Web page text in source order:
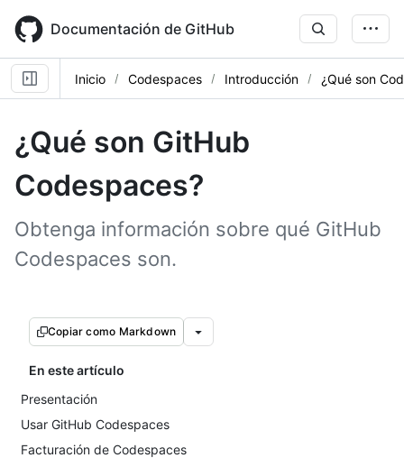
main
content
Documentación de GitHub
Inicio Codespaces Introducción ¿Qué son
¿Qué son GitHub
Codespaces?
Obtenga información sobre qué GitHub
Codespaces son.
Copiar como Markdown
En este artículo
Presentación
Usar GitHub Codespaces
Facturación de Codespaces